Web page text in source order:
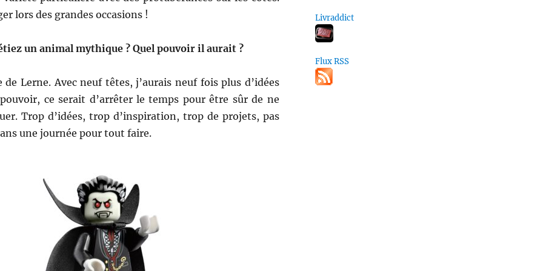
lors des grandes occasions !
un animal mythique ? Quel pouvoir il aurait ?
de Lerne. Avec neuf têtes, j’aurais neuf fois plus d’idées
ce serait d’arrêter le temps pour être sûr de ne
Trop d’idées, trop d’inspiration, trop de projets, pas
une journée pour tout faire.
Livraddict
Flux RSS